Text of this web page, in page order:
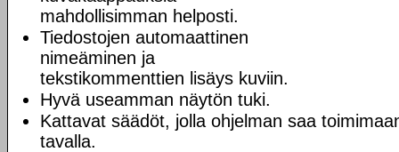
mahdollisimman helposti.
Tiedostojen automaattinen
nimeäminen ja
tekstikommenttien lisäys kuviin.
Hyvä useamman näytön tuki.
Kattavat säädöt, jolla ohjelman saa
tavalla.